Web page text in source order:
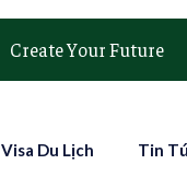
Create Your Future
Visa Du Lịch Tin